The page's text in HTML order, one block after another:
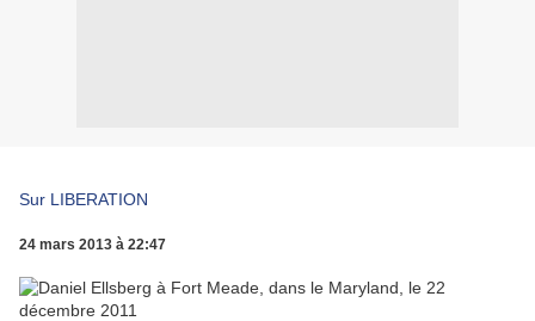
Sur LIBERATION
24 mars 2013 à 22:47